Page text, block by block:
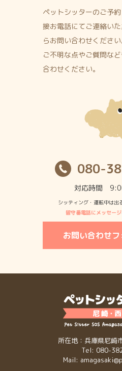
ペットシッターのご予
接お電話にてご連絡い
らお問い合わせください
ご不明な点やご質問な
合わせください。
080-
対応時間
シッティング・運転中は出
留守番電話にメッセージ
お問い合わせ
所在地：兵庫県尼崎
Tel: 080-
Mail: